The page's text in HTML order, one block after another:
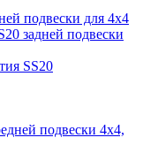
подвески для 4х4
задней подвески
SS20
подвески 4х4,